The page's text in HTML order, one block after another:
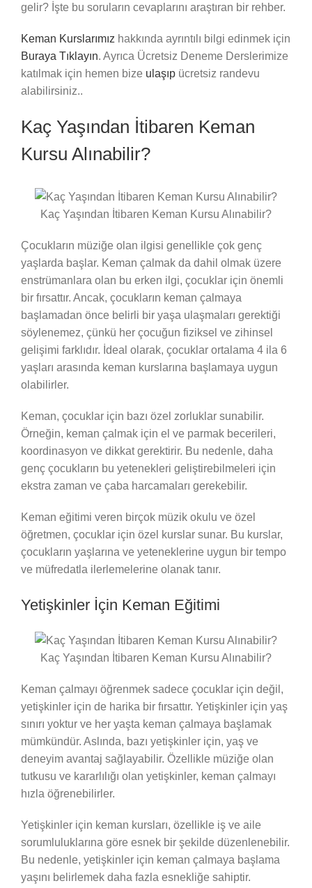
gelir? İşte bu soruların cevaplarını araştıran bir rehber.
Keman Kurslarımız hakkında ayrıntılı bilgi edinmek için
Buraya Tıklayın. Ayrıca Ücretsiz Deneme Derslerimize
katılmak için hemen bize ulaşıpücretsiz randevu
alabilirsiniz..
Kaç Yaşından İtibaren Keman
Kursu Alınabilir?
Kaç Yaşından İtibaren Keman Kursu Alınabilir?
Çocukların müziğe olan ilgisi genellikle çok genç
yaşlarda başlar. Keman çalmak da dahil olmak üzere
enstrümanlara olan bu erken ilgi, çocuklar için önemli
bir fırsattır. Ancak, çocukların keman çalmaya
başlamadan önce belirli bir yaşa ulaşmaları gerektiği
söylenemez, çünkü her çocuğun fiziksel ve zihinsel
gelişimi farklıdır. İdeal olarak, çocuklar ortalama 4 ila 6
yaşları arasında keman kurslarına başlamaya uygun
olabilirler.
Keman, çocuklar için bazı özel zorluklar sunabilir.
Örneğin, keman çalmak için el ve parmak becerileri,
koordinasyon ve dikkat gerektirir. Bu nedenle, daha
genç çocukların bu yetenekleri geliştirebilmeleri için
ekstra zaman ve çaba harcamaları gerekebilir.
Keman eğitimi veren birçok müzik okulu ve özel
öğretmen, çocuklar için özel kurslar sunar. Bu kurslar,
çocukların yaşlarına ve yeteneklerine uygun bir tempo
ve müfredatla ilerlemelerine olanak tanır.
Yetişkinler İçin Keman Eğitimi
Kaç Yaşından İtibaren Keman Kursu Alınabilir?
Keman çalmayı öğrenmek sadece çocuklar için değil,
yetişkinler için de harika bir fırsattır. Yetişkinler için yaş
sınırı yoktur ve her yaşta keman çalmaya başlamak
mümkündür. Aslında, bazı yetişkinler için, yaş ve
deneyim avantaj sağlayabilir. Özellikle müziğe olan
tutkusu ve kararlılığı olan yetişkinler, keman çalmayı
hızla öğrenebilirler.
Yetişkinler için keman kursları, özellikle iş ve aile
sorumluluklarına göre esnek bir şekilde düzenlenebilir.
Bu nedenle, yetişkinler için keman çalmaya başlama
yaşını belirlemek daha fazla esnekliğe sahiptir.